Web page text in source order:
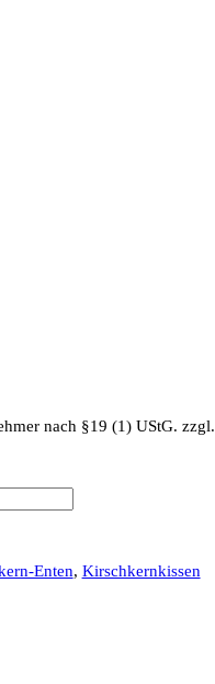
nach §19 (1) UStG. zzgl.
Enten, Kirschkernkissen